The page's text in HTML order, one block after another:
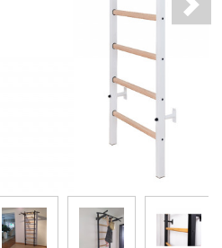
Next